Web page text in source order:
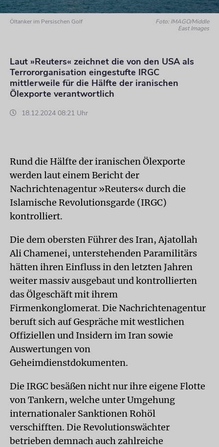
Öltanker im Persischen Golf
Foto: IMAGO/Middle
East Images
Laut »Reuters« zeichnet die von den USA als
Terrororganisation eingestufte IRGC
mittlerweile für die Hälfte der iranischen
Ölexporte verantwortlich
18.12.2024 08:21 Uhr
Rund die Hälfte der iranischen Ölexporte
werden laut einem Bericht der
Nachrichtenagentur »Reuters« durch die
Islamische Revolutionsgarde (IRGC)
kontrolliert.
Die dem obersten Führer des Iran, Ajatollah
Ali Chamenei, unterstehenden Paramilitärs
hätten ihren Einfluss in den letzten Jahren
weiter massiv ausgebaut und kontrollierten
das Ölgeschäft mit ihrem
Firmenkonglomerat. Die Nachrichtenagentur
beruft sich auf Gespräche mit westlichen
Offiziellen und Insidern im Iran sowie
Auswertungen von
Geheimdienstdokumenten.
Die IRGC besäßen nicht nur ihre eigene Flotte
von Tankern, welche unter Umgehung
internationaler Sanktionen Rohöl
verschifften. Die Revolutionswächter
betrieben demnach auch zahlreiche